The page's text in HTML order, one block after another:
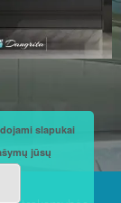
slapukai
jūsų